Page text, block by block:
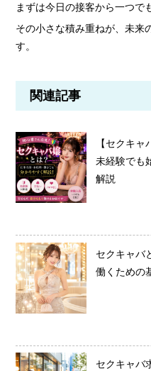
まずは今日の接客から一つで
その小さな積み重ねが、未来
す。
関連記事
【セクキ
未経験でも
解説
セクキャバ
働くための
セクキャバ